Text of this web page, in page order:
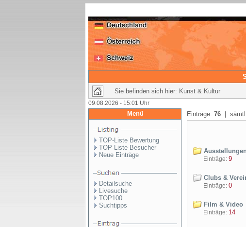
Sie befinden sich hier: Kunst & Kultur
09.08.2026 - 15:01 Uhr
Menü
TOP-Liste Bewertung
TOP-Liste Besucher
Neue Einträge
Detailsuche
Livesuche
TOP100
Suchtipps
Einträge: 76 |
Einträge: 9
Clubs &
Einträge: 0
Film & Video
Einträge: 14